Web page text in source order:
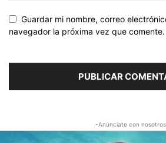
Guardar mi nombre, correo
navegador la próxima vez que comente.
-Anúnciate con